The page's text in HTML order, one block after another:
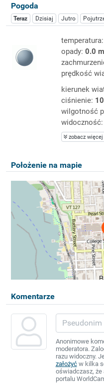
Pogoda
Teraz Dzisiaj Jutro
temperatura:
opady: 0.0
prędkość
kierunek
ciśnienie:
wilgotność
widoczność:
zobacz więcej
Położenie na mapie
Komentarze
Anonimowe
moderatora.
razu widoczny.
założyćw kilka
oświadczasz,
portalu